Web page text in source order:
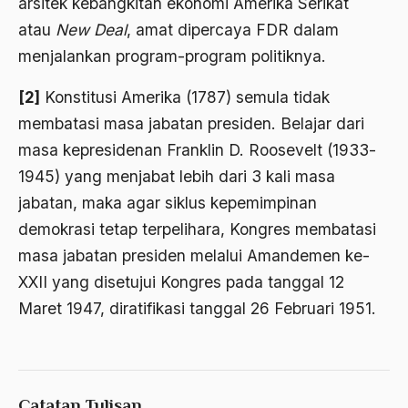
atau New Deal, amat dipercaya FDR dalam
menjalankan program-­program politiknya.
[2] Konstitusi Amerika (1787) semula tidak
membatasi masa jabatan presi­den. Belajar dari
masa kepresidenan Franklin D. Roosevelt (1933­
1945) yang menjabat lebih dari 3 kali masa
jabatan, maka agar siklus kepemimpinan
demokrasi tetap terpelihara, Kongres membatasi
masa jabatan presiden melalui Amandemen ke­-
XXII yang disetujui Kongres pada tanggal 12
Maret 1947, di­ratifikasi tanggal 26 Februari 1951.
ALmanak
Alumni Sayid Al-Maliki
Alvin W. Gouldner
Amangkurat
Amar Ma'ruf Nahi Munkar
ambisi politik